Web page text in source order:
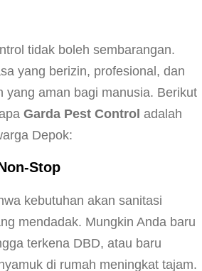
tidak boleh sembarangan.
yang berizin, profesional, dan
yang aman bagi manusia. Berikut
Garda Pest Control adalah
Depok:
Stop
kebutuhan akan sanitasi
mendadak. Mungkin Anda baru
terkena DBD, atau baru
di rumah meningkat tajam.